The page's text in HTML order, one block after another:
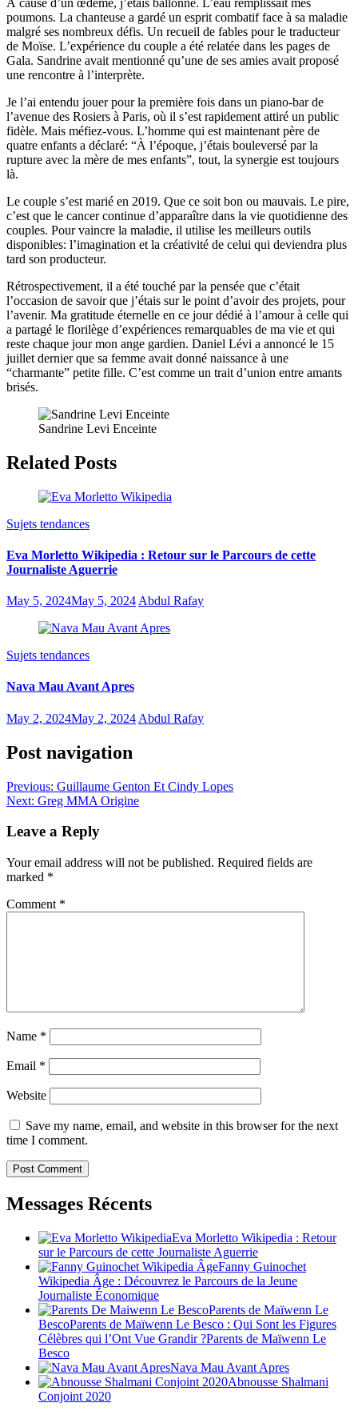
poumons. La chanteuse a gardé un esprit combatif face à sa maladie
malgré ses nombreux défis. Un recueil de fables pour le traducteur
de Moïse. L’expérience du couple a été relatée dans les pages de
Gala. Sandrine avait mentionné qu’une de ses amies avait proposé
une rencontre à l’interprète.
Je l’ai entendu jouer pour la première fois dans un piano-bar de
l’avenue des Rosiers à Paris, où il s’est rapidement attiré un public
fidèle. Mais méfiez-vous. L’homme qui est maintenant père de
quatre enfants a déclaré: “À l’époque, j’étais bouleversé par la
rupture avec la mère de mes enfants”, tout, la synergie est toujours
là.
Le couple s’est marié en 2019. Que ce soit bon ou mauvais. Le pire,
c’est que le cancer continue d’apparaître dans la vie quotidienne des
couples. Pour vaincre la maladie, il utilise les meilleurs outils
disponibles: l’imagination et la créativité de celui qui deviendra plus
tard son producteur.
Rétrospectivement, il a été touché par la pensée que c’était
l’occasion de savoir que j’étais sur le point d’avoir des projets, pour
l’avenir. Ma gratitude éternelle en ce jour dédié à l’amour à celle qui
a partagé le florilège d’expériences remarquables de ma vie et qui
reste chaque jour mon ange gardien. Daniel Lévi a annoncé le 15
juillet dernier que sa femme avait donné naissance à une
“charmante” petite fille. C’est comme un trait d’union entre amants
brisés.
Sandrine Levi Enceinte
Related Posts
Sujets tendances
Eva Morletto Wikipedia : Retour sur le Parcours de cette
Journaliste Aguerrie
May 5, 2024May 5, 2024 Abdul Rafay
Sujets tendances
Nava Mau Avant Apres
May 2, 2024May 2, 2024 Abdul Rafay
Post navigation
Previous: Guillaume Genton Et Cindy Lopes
Next: Greg MMA Origine
Leave a Reply
Your email address will not be published. Required fields are
marked *
Comment *
Name *
Email *
Website
Save my name, email, and website in this browser for the next
time I comment.
Messages Récents
Eva Morletto Wikipedia : Retour
sur le Parcours de cette Journaliste Aguerrie
Fanny Guinochet
Wikipedia Âge : Découvrez le Parcours de la Jeune
Journaliste Économique
Parents de Maïwenn Le
BescoParents de Maïwenn Le Besco : Qui Sont les Figures
Célèbres qui l’Ont Vue Grandir ?Parents de Maïwenn Le
Besco
Nava Mau Avant Apres
Abnousse Shalmani
Conjoint 2020